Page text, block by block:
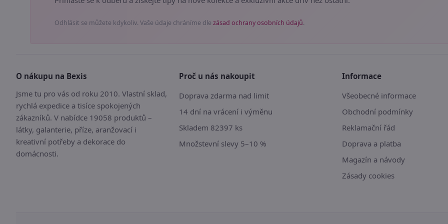
Odhlásit se můžete kdykoliv. Vaše údaje chráníme dle zásad ochrany osobních údajů.
O nákupu na Bexis
Jsme tu pro vás od roku 2010. Vlastní sklad,
rychlá expedice a tisíce spokojených
zákazníků. V nabídce 19058 produktů –
látky, galanterie, příze, aranžovací i
kreativní potřeby a dekorace do
domácnosti.
Proč u nás nakoupit
Doprava zdarma nad limit
14 dní na vrácení i výměnu
Skladem 82397 ks
Množstevní slevy 5–10 %
Informace
Všeobecné informace
Obchodní podmínky
Reklamační řád
Doprava a platba
Magazín a návody
Zásady cookies